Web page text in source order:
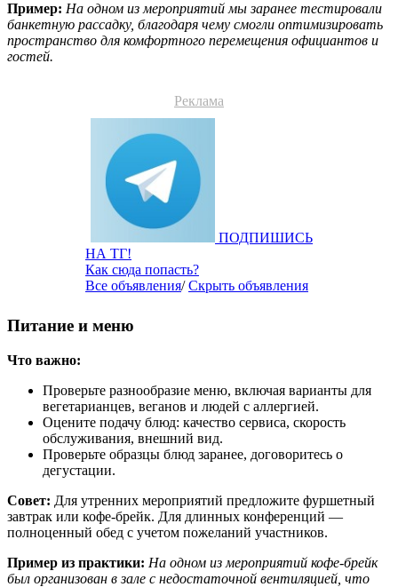
Пример: На одном из мероприятий мы заранее тестировали
банкетную рассадку, благодаря чему смогли оптимизировать
пространство для комфортного перемещения официантов и
гостей.
Реклама
ПОДПИШИСЬ
НА ТГ!
Как сюда попасть?
Все объявления/Скрыть объявления
Питание и меню
Что важно:
Проверьте разнообразие меню, включая варианты для
вегетарианцев, веганов и людей с аллергией.
Оцените подачу блюд: качество сервиса, скорость
обслуживания, внешний вид.
Проверьте образцы блюд заранее, договоритесь о
дегустации.
Совет: Для утренних мероприятий предложите фуршетный
завтрак или кофе-брейк. Для длинных конференций —
полноценный обед с учетом пожеланий участников.
Пример из практики: На одном из мероприятий кофе-брейк
был организован в зале с недостаточной вентиляцией, что